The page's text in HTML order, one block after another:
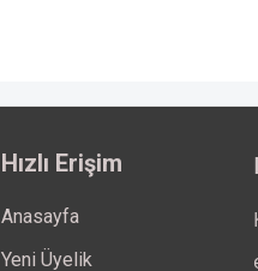
Hızlı Erişim
Anasayfa
Yeni Üyelik